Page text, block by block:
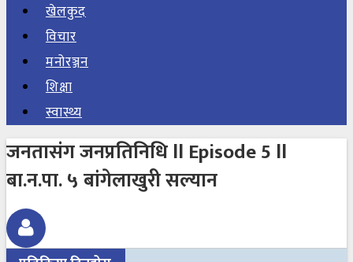
खेलकुद
विचार
मनोरञ्जन
शिक्षा
स्वास्थ्य
जनतासंग जनप्रतिनिधि ll Episode 5 ll
बा.न.पा. ५ बांगेलाखुरी सल्यान